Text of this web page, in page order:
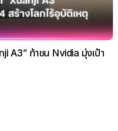
A3” ท้าชน Nvidia มุ่งเป้า